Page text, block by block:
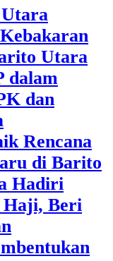
Utara
dalam
dan
Rencana
di Barito
Hadiri
Haji, Beri